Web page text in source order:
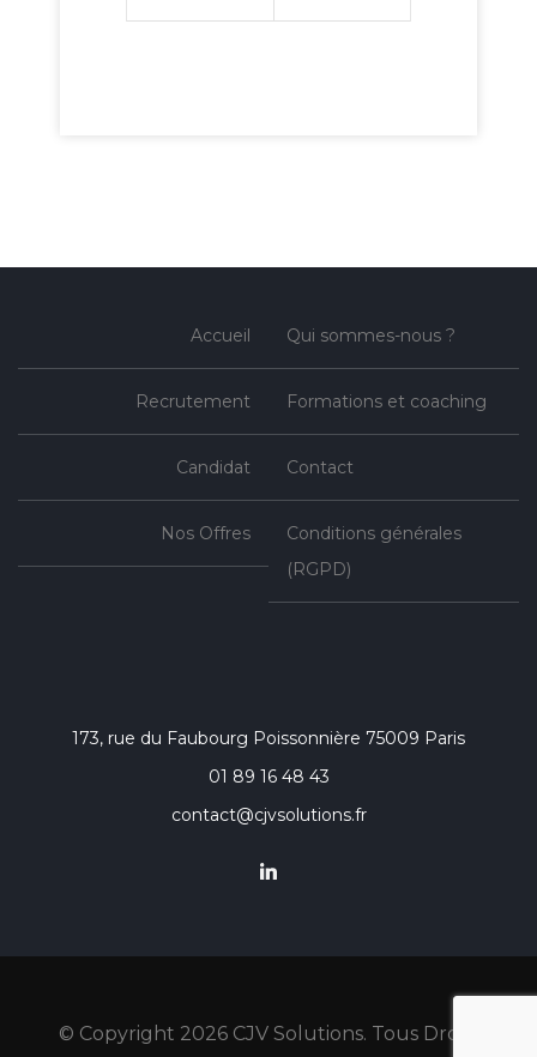
Accueil Qui sommes-nous ?
Recrutement Formations et coaching
Candidat Contact
Nos Offres
Conditions générales
(RGPD)
173, rue du Faubourg Poissonnière 75009 Paris
01 89 16 48 43
contact@cjvsolutions.fr
© Copyright 2026CJV Solutions. Tous Droits